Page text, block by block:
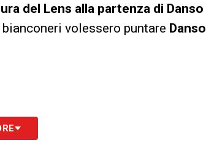
del Lens alla partenza di Danso
volessero puntare Danso